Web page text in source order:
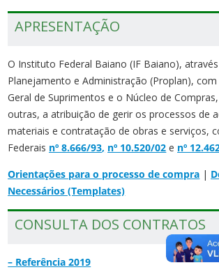
APRESENTAÇÃO
O Instituto Federal Baiano (IF Baiano),
Planejamento e Administração (Proplan),
Geral de Suprimentos e o Núcleo de
outras, a atribuição de gerir os processos de
materiais e contratação de obras e serviços,
Federais nº 8.666/93, nº 10.520/02 e nº
Orientações para o processo de compra |
Necessários (Templates)
CONSULTA DOS CONTRATOS
– Referência 2019